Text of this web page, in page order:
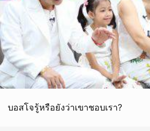
บอสโจรู้หรือยังว่าเขาชอบเรา?